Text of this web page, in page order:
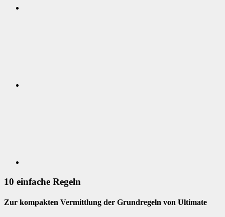
10 einfache Regeln
Zur kompakten Vermittlung der Grundregeln von Ultimate